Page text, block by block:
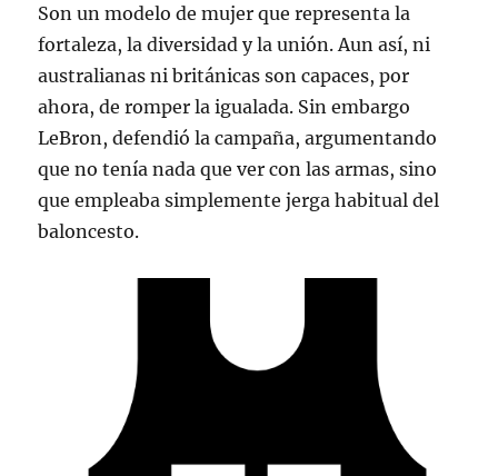
Son un modelo de mujer que representa la
fortaleza, la diversidad y la unión. Aun así, ni
australianas ni británicas son capaces, por
ahora, de romper la igualada. Sin embargo
LeBron, defendió la campaña, argumentando
que no tenía nada que ver con las armas, sino
que empleaba simplemente jerga habitual del
baloncesto.